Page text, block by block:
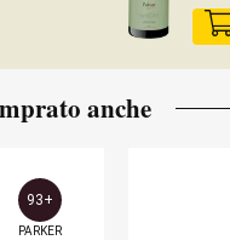
anche
93+
PARKER